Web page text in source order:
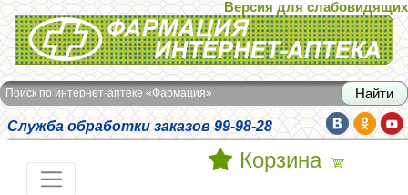
Интернет-аптека Фармация
Версия для слабовидящих
Поиск по интернет-аптеке «Фармация»
Служба обработки заказов 99-98-28
Корзина